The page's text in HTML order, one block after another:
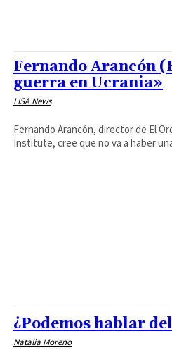
Fernando Arancón
guerra en Ucrania»
LISA News
Fernando Arancón, director de El
Institute, cree que no va a haber
¿Podemos hablar
Natalia Moreno